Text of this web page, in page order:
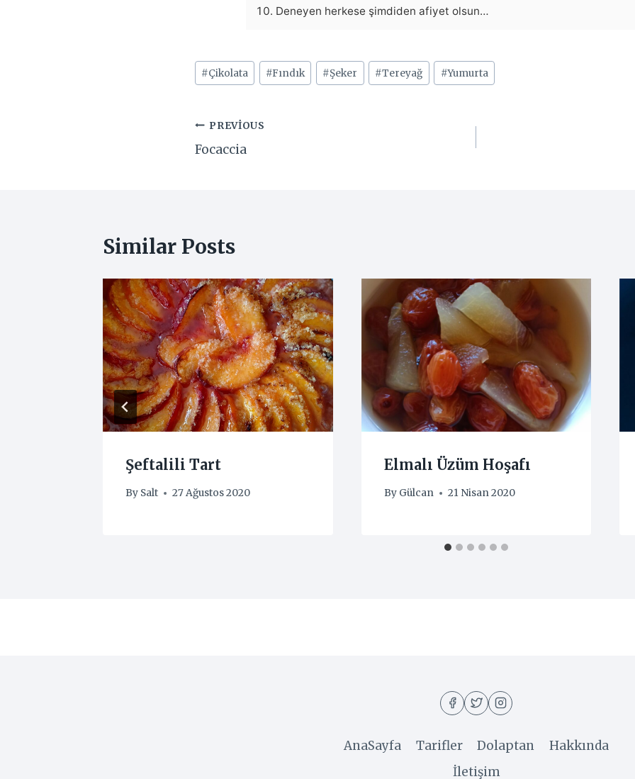
Deneyen herkese şimdiden afiyet olsun…
Post
Tags:
#Çikolata #Fındık #Şeker #Tereyağ #Yumurta
Yazı
gezinmesi
PREVIOUS
Focaccia
Similar Posts
Şeftalili Tart
By Salt 27 Ağustos 2020
Elmalı Üzüm Hoşafı
By Gülcan 21 Nisan 2020
AnaSayfa Tarifler Dolaptan
Hakkında
İletişim